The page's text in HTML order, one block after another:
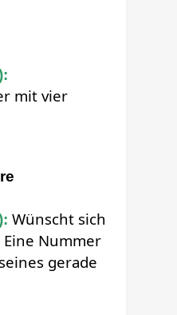
mit vier
Wünscht sich
Nummer
gerade